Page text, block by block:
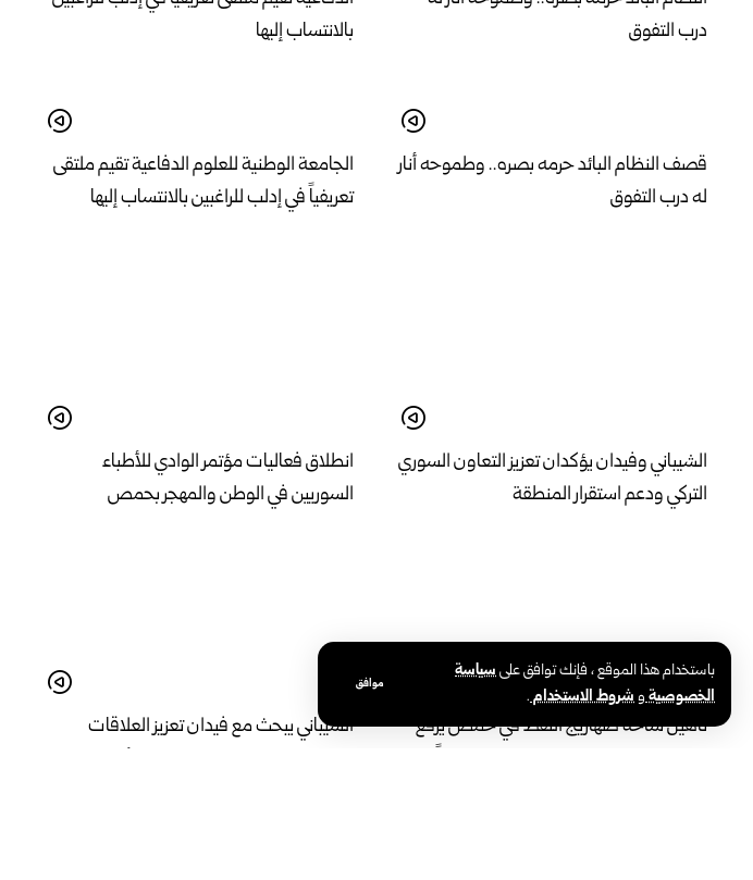
باستخدام هذا الموقع ، فإنك توافق علىسياسة
الخصوصيةوشروط الاستخدام.
موافق
قصف النظام البائد حرمه بصره.. وطموحه أنار
له درب التفوق
الجامعة الوطنية للعلوم الدفاعية تقيم ملتقى
تعريفياً في إدلب للراغبين بالانتساب إليها
الشيباني وفيدان يؤكدان تعزيز التعاون السوري
التركي ودعم استقرار المنطقة
انطلاق فعاليات مؤتمر الوادي للأطباء
السوريين في الوطن والمهجر بحمص
تأهيل ساحة صهاريج النفط في حمص يرفع
الشيباني يبحث مع فيدان تعزيز العلاقات